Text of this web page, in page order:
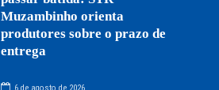
Muzambinho orienta
produtores sobre o prazo de
entrega